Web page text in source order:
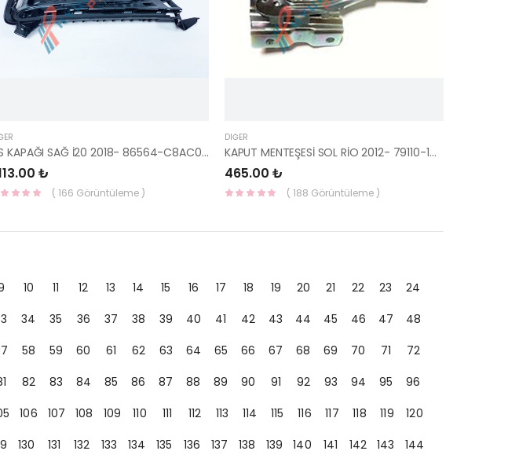
SİS KAPAĞI SAĞ İ20 2018- 86564-C8AC0-HMC
₺
( 166 Görüntüleme )
DIĞER
KAPUT MENTEŞESİ SOL RİO 2012- 79110-1W000-HMC
465.00 ₺
( 188 Görüntüleme )
10 11 12 13 14 15 16 17 18 19 20 21 22 23
24
34 35 36 37 38 39 40 41 42 43 44 45 46 47
48
58 59 60 61 62 63 64 65 66 67 68 69 70 71
72
82 83 84 85 86 87 88 89 90 91 92 93 94 95
96
106 107 108 109 110 111 112 113 114 115 116 117 118 119
120
130 131 132 133 134 135 136 137 138 139 140 141 142 143
144